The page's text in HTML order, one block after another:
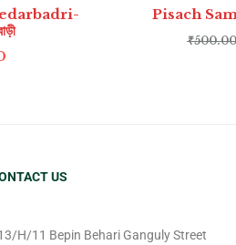
Pisach
₹500.00
US
H/11 Bepin Behari Ganguly Street